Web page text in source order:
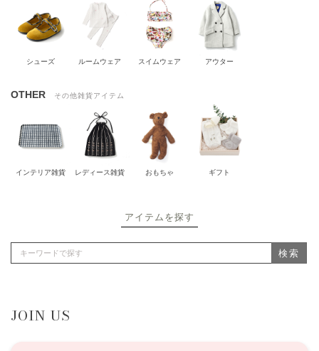
シューズ ルームウェア スイムウェア アウター
OTHER その他雑貨アイテム
インテリア雑貨 レディース雑貨 おもちゃ ギフト
アイテムを探す
検索
JOIN US